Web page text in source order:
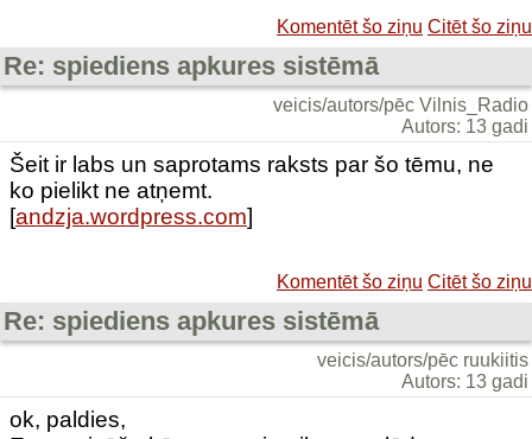
Komentēt šo ziņu Citēt šo ziņu
Re: spiediens apkures sistēmā
veicis/autors/pēc Vilnis_Radio
Autors: 13 gadi
Šeit ir labs un saprotams raksts par šo tēmu, ne
ko pielikt ne atņemt.
[andzja.wordpress.com]
Komentēt šo ziņu Citēt šo ziņu
Re: spiediens apkures sistēmā
veicis/autors/pēc ruukiitis
Autors: 13 gadi
ok, paldies,